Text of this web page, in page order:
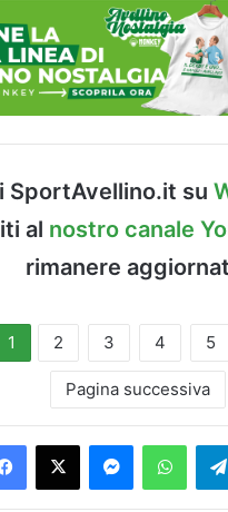
SportAvellino.it su
al nostro canale
rimanere
1 2 3 4 5
Pagina successiva
Facebook
X Messenger